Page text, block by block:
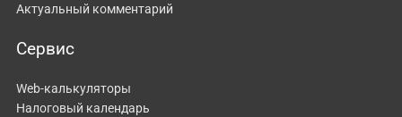
Актуальный комментарий
Сервис
Web-калькуляторы
Налоговый календарь